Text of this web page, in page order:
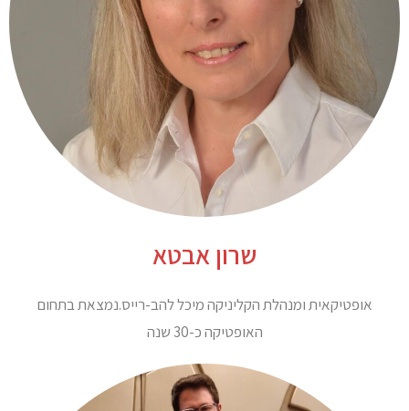
שרון אבטא
אופטיקאית ומנהלת הקליניקה מיכל להב-רייס.נמצאת בתחום
האופטיקה כ-30 שנה